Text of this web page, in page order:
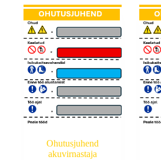
Ohutusjuhend
akuvirnastaja